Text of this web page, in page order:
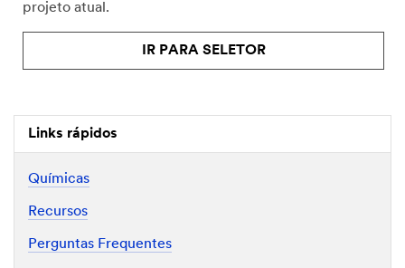
projeto atual.
IR PARA SELETOR
Links rápidos
Químicas
Recursos
Perguntas Frequentes